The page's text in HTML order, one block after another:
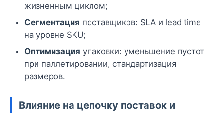
жизненным циклом;
Сегментация поставщиков: SLA и lead time
на уровне SKU;
Оптимизация упаковки: уменьшение пустот
при паллетировании, стандартизация
размеров.
Влияние на цепочку поставок и